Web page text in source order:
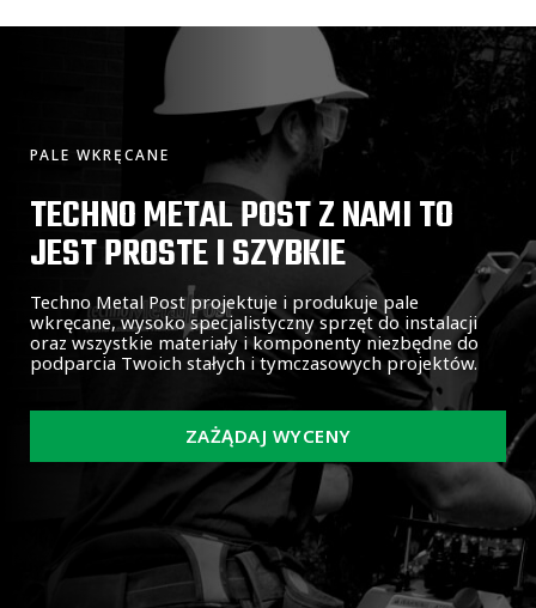
PALE WKRĘCANE
TECHNO METAL POST Z NAMI TO
JEST PROSTE I SZYBKIE
Techno Metal Post projektuje i produkuje pale
wkręcane, wysoko specjalistyczny sprzęt do instalacji
oraz wszystkie materiały i komponenty niezbędne do
podparcia Twoich stałych i tymczasowych projektów.
ZAŻĄDAJ WYCENY